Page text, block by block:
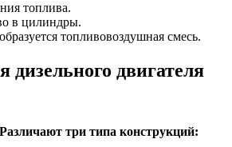
топлива.
в цилиндры.
топливовоздушная смесь.
двигателя
Различают три типа конструкций: